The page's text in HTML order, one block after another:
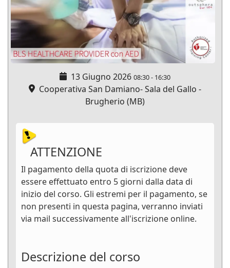
13 Giugno 2026 08:30- 16:30
Cooperativa San Damiano- Sala del Gallo -
Brugherio (MB)
ATTENZIONE
Il pagamento della quota di iscrizione deve
essere effettuato entro 5 giorni dalla data di
inizio del corso. Gli estremi per il pagamento, se
non presenti in questa pagina, verranno inviati
via mail successivamente all'iscrizione online.
Descrizione del corso